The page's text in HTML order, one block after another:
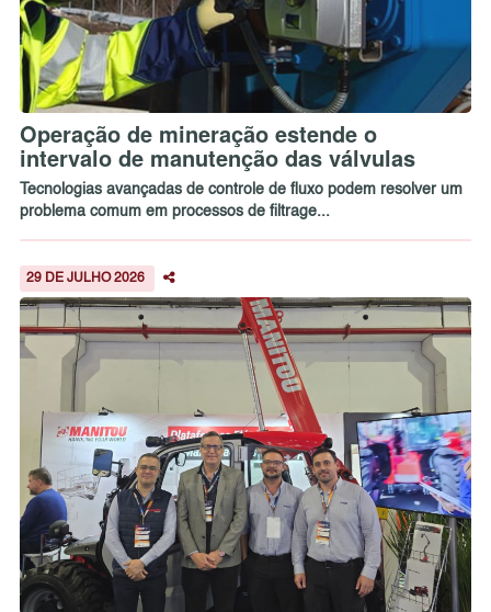
Operação de mineração estende o
intervalo de manutenção das válvulas
Tecnologias avançadas de controle de fluxo podem resolver um
problema comum em processos de filtrage...
29 DE JULHO 2026